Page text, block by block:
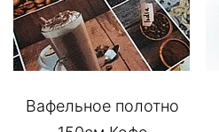
Вафельное полотно